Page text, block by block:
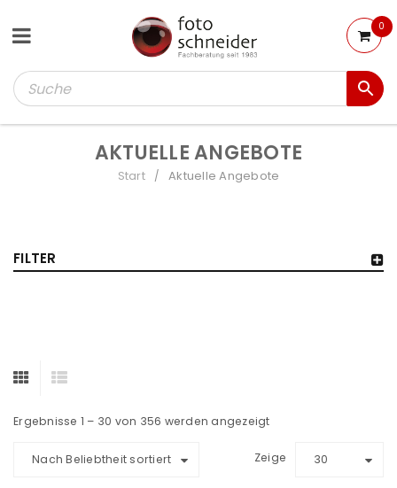
0
AKTUELLE ANGEBOTE
Start / Aktuelle Angebote
FILTER
Ergebnisse 1 – 30 von 356 werden angezeigt
Nach Beliebtheit sortiert Zeige 30